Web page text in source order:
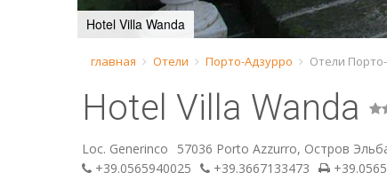
Hotel Villa Wanda
главная Отели Порто-Адзурро Отели
Hotel Villa Wanda
Loc. Generinco
57036 Porto Azzurro, Остров
+39.0565940025
+39.3667133473